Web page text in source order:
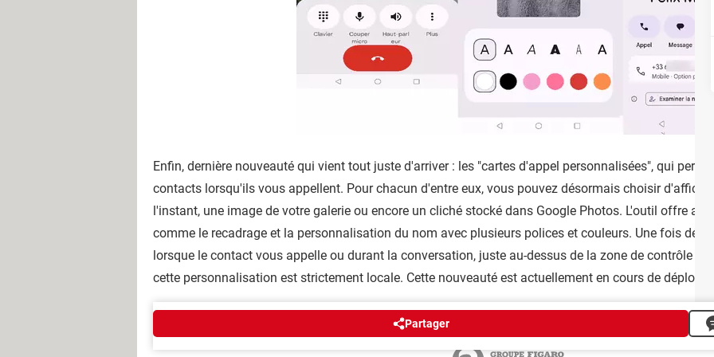
Enfin, dernière nouveauté qui vient tout juste d'arriver : les "cartes d'appel personnalisées", qui
contacts lorsqu'ils vous appellent. Pour chacun d'entre eux, vous pouvez désormais choisir d'afficher
l'instant, une image de votre galerie ou encore un cliché stocké dans Google Photos. L'outil offre
comme le recadrage et la personnalisation du nom avec plusieurs polices et couleurs. Une fois
lorsque le contact vous appelle ou durant la conversation, juste au-dessus de la zone de contrôle de
cette personnalisation est strictement locale. Cette nouveauté est actuellement en cours de
Partager
Publicité Contact Paramétrer les
Groupe Figaro
©2025 CCM Benchmark